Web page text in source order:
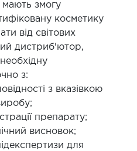
мають змогу
косметику
від світових
дистриб'ютор,
з:
з вказівкою
препарату;
висновок;
для